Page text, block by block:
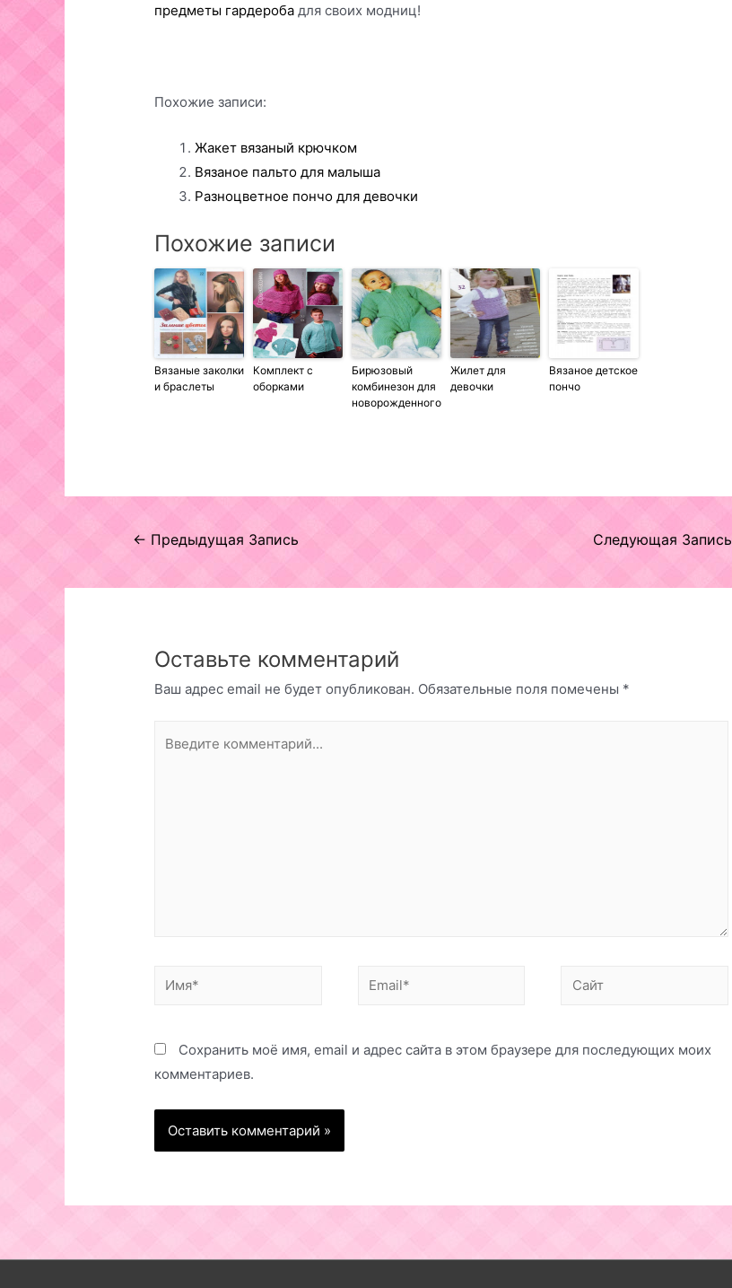
предметы гардероба для своих модниц!
Похожие записи:
Жакет вязаный крючком
Вязаное пальто для малыша
Разноцветное пончо для девочки
Похожие записи
Вязаные заколки
и браслеты
Комплект с
оборками
Бирюзовый
комбинезон для
новорожденного
Жилет для
девочки
Вязаное детское
пончо
Навигация
← Предыдущая Запись Следующая Запись
Оставьте комментарий
Ваш адрес email не будет опубликован. Обязательные поля помечены *
комментарий...
Имя* Email* Сайт
Сохранить моё имя, email и адрес сайта в этом браузере для последующих моих
комментариев.